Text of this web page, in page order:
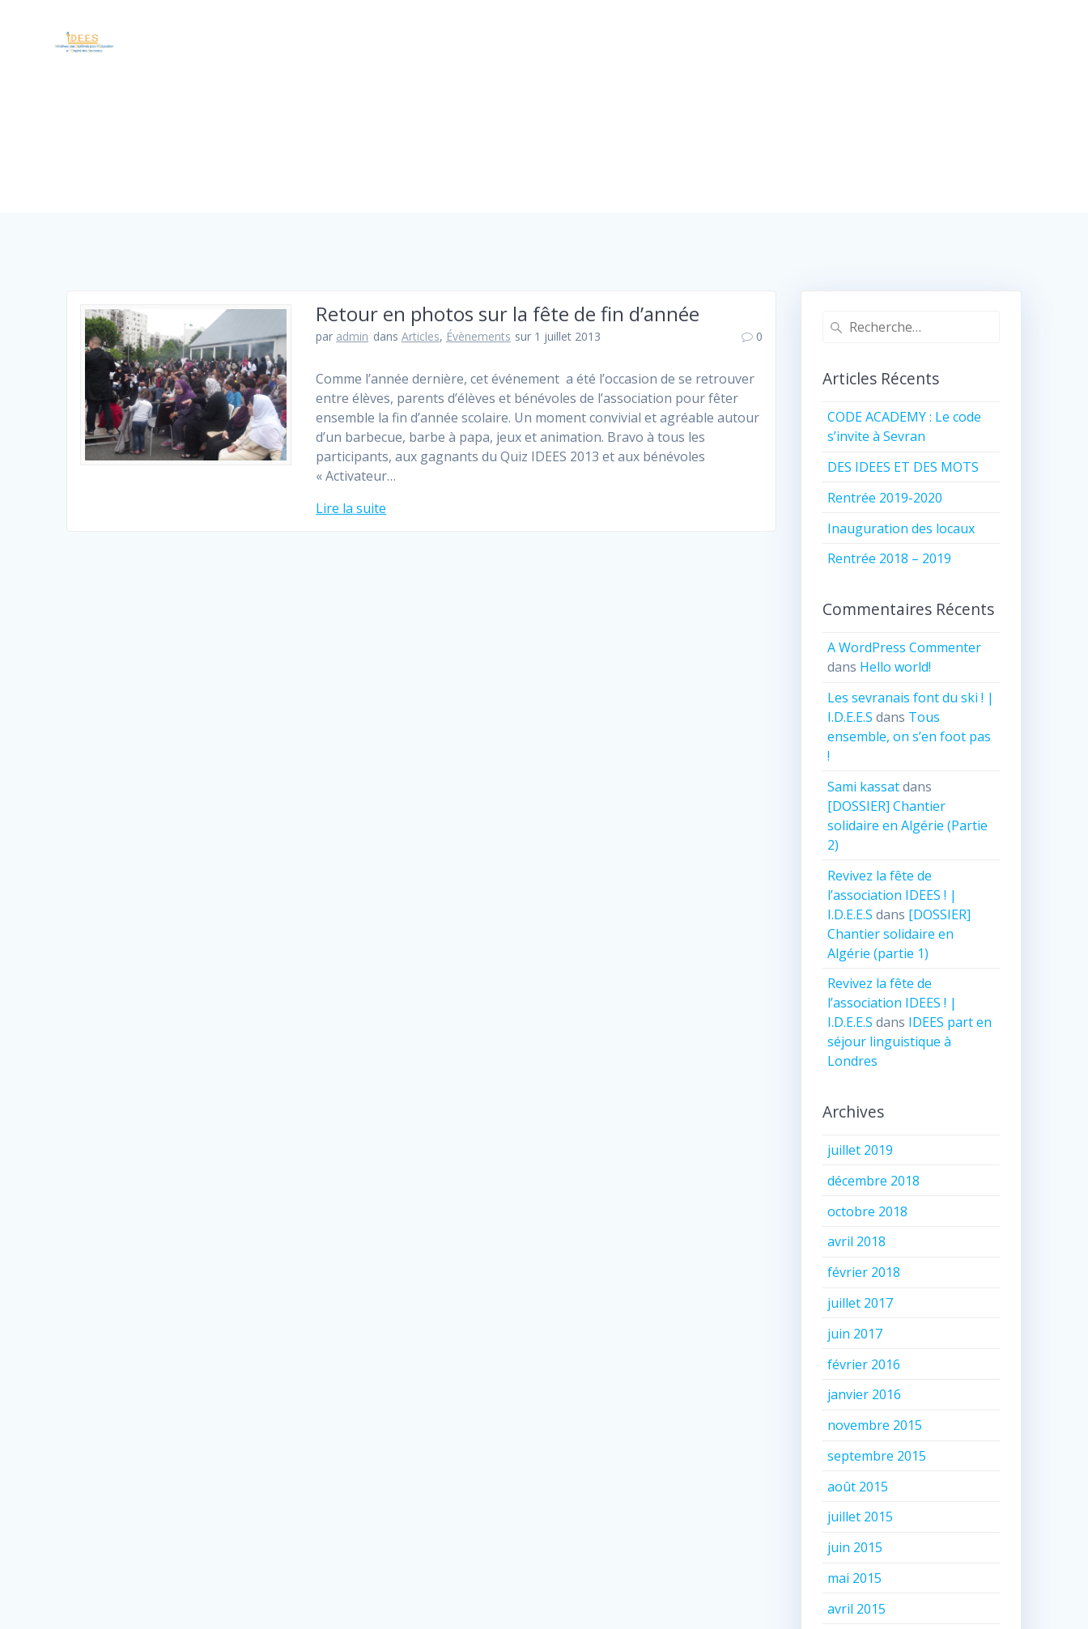
Retour en photos sur la fête de fin d’année
par admin dans Articles, Évènements sur 1 juillet 2013 0
Comme l’année dernière, cet événement a été l’occasion de se retrouver
entre élèves, parents d’élèves et bénévoles de l’association pour fêter
ensemble la fin d’année scolaire. Un moment convivial et agréable autour
d’un barbecue, barbe à papa, jeux et animation. Bravo à tous les
participants, aux gagnants du Quiz IDEES 2013 et aux bénévoles
« Activateur…
Lire la suite
Recherche
pour
Articles Récents
CODE ACADEMY : Le code
s’invite à Sevran
DES IDEES ET DES MOTS
Rentrée 2019-2020
Inauguration des locaux
Rentrée 2018 – 2019
Commentaires Récents
A WordPress Commenter
dans Hello world!
Les sevranais font du ski ! |
I.D.E.E.S dans Tous
ensemble, on s’en foot pas
!
Sami kassatdans
[DOSSIER] Chantier
solidaire en Algérie (Partie
2)
Revivez la fête de
l’association IDEES ! |
I.D.E.E.S dans [DOSSIER]
Chantier solidaire en
Algérie (partie 1)
Revivez la fête de
l’association IDEES ! |
I.D.E.E.S dans IDEES part en
séjour linguistique à
Londres
Archives
juillet 2019
décembre 2018
octobre 2018
avril 2018
février 2018
juillet 2017
juin 2017
février 2016
janvier 2016
novembre 2015
septembre 2015
août 2015
juillet 2015
juin 2015
mai 2015
avril 2015